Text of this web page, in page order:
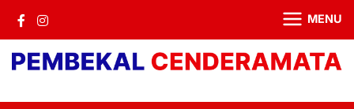
MENU